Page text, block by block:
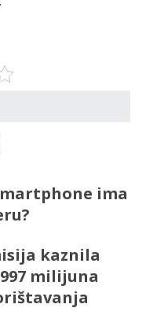
ima
kaznila
milijuna